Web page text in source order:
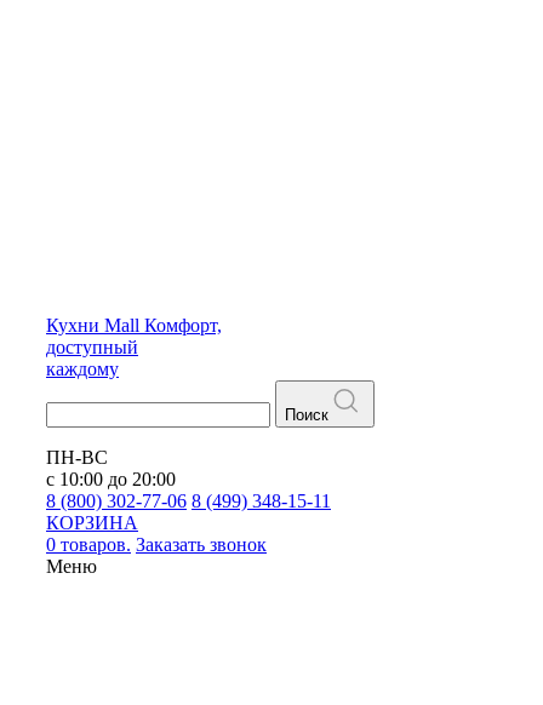
Кухни Mall Комфорт,
доступный
каждому
Поиск
ПН-ВС
с 10:00 до 20:00
8 (800) 302-77-06 8 (499) 348-15-11
КОРЗИНА
0 товаров. Заказать звонок
Меню